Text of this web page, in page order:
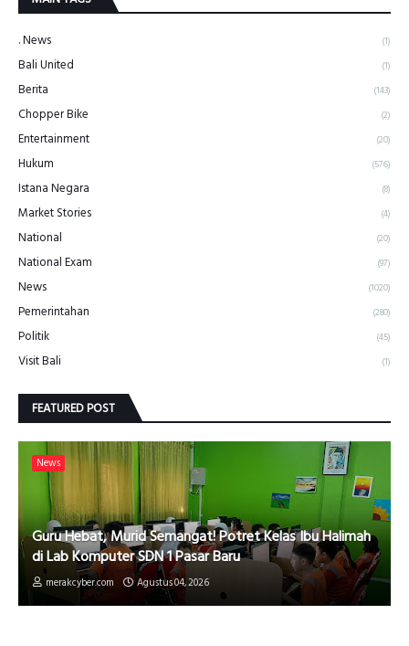
. News (1)
Bali United (1)
Berita (143)
Chopper Bike (2)
Entertainment (20)
Hukum (576)
Istana Negara (8)
Market Stories (4)
National (20)
National Exam (97)
News (1020)
Pemerintahan (280)
Politik (45)
Visit Bali (1)
FEATURED POST
News
Guru Hebat, Murid Semangat! Potret Kelas Ibu Halimah
di Lab Komputer SDN 1 Pasar Baru
merakcyber.com Agustus 04, 2026